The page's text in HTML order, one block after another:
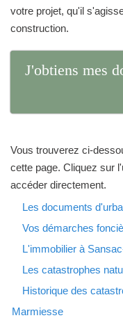
votre projet, qu'il
construction.
J'obtiens mes
Vous trouverez ci-
cette page. Cliquez sur
accéder directement.
Les documents
Vos démarches
L'immobilier à
Les catastrophes
Historique des
Marmiesse